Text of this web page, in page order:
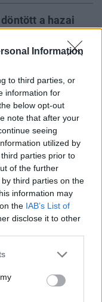
Information
to third parties, or
information for
below opt-out
note that after your
seeing
utilized by
parties prior to
of the further
third parties on the
information may
the IAB’s List of
disclose it to other
a hazai
tavalyhoz
energia ára
a magyar
Hivatal
riportja
áttekintése: Az
magas volt a
másnapi ár volt
irányba változtak: